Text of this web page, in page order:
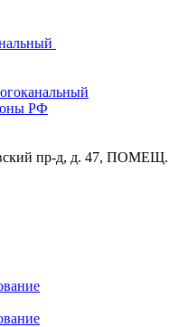
РФ
пр-д, д. 47, ПОМЕЩ.